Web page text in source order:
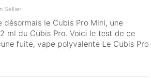
Sellier
désormais le Cubis Pro Mini, une
ml du Cubis Pro. Voici le test de ce
fuite, vape polyvalente Le Cubis Pro